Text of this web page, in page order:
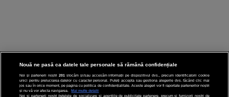
CINEMA
Nouă ne pasă ca datele tale personale să rămână confidențiale
Noi și partenerii noștri 201 stocăm și/sau accesăm informații pe dispozitivul dvs., precum identificatorii cookie
unici pentru prelucrarea datelor cu caracter personal. Puteți accepta sau gestiona alegerile dvs. făcând clic mai
jos sau în orice moment, pe pagina cu politica de confidențialitate. Aceste alegeri vor fi raportate partenerilor noștri
și nu vă vor afecta navigarea.
Mai multe detalii
Noi si partenerii nostri (retelele de socializare si agentiile de publicitate partenere, precum si furnizorii nostri de